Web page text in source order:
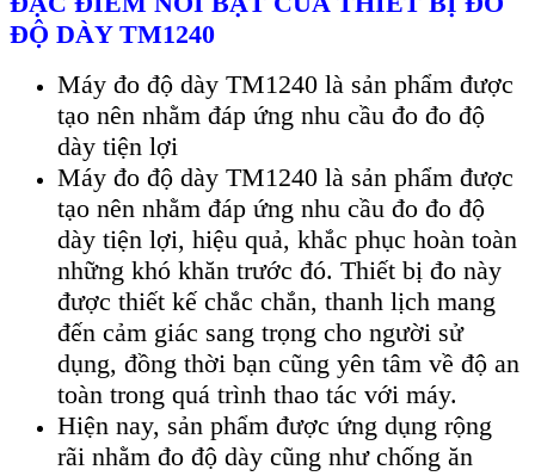
ĐỘ DÀY TM1240
Máy đo độ dày TM1240 là sản phẩm được
tạo nên nhằm đáp ứng nhu cầu đo đo độ
dày tiện lợi
Máy đo độ dày TM1240 là sản phẩm được
tạo nên nhằm đáp ứng nhu cầu đo đo độ
dày tiện lợi, hiệu quả, khắc phục hoàn toàn
những khó khăn trước đó. Thiết bị đo này
được thiết kế chắc chắn, thanh lịch mang
đến cảm giác sang trọng cho người sử
dụng, đồng thời bạn cũng yên tâm về độ an
toàn trong quá trình thao tác với máy.
Hiện nay, sản phẩm được ứng dụng rộng
rãi nhằm đo độ dày cũng như chống ăn